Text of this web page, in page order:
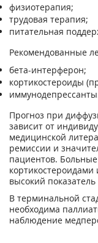
физиотерапия;
трудовая терапия;
питательная
Рекомендованные
бета-интерферон;
кортикостероиды
Прогноз при
зависит от
медицинской
ремиссии и
пациентов.
высокий
В терминальной
необходима
наблюдение